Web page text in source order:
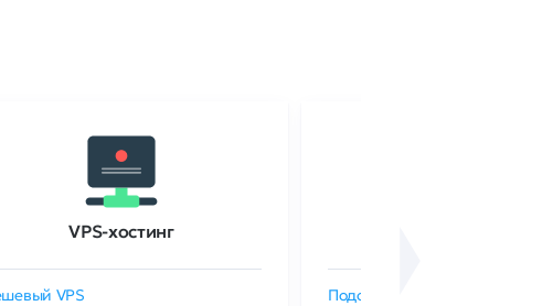
VPS-хостинг
VPS Подобрать SSL-сертификат